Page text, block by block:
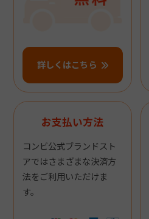
詳しくはこちら
お支払い方法
コンビ公式ブランドスト
アではさまざまな決済方
法をご利用いただけま
す。